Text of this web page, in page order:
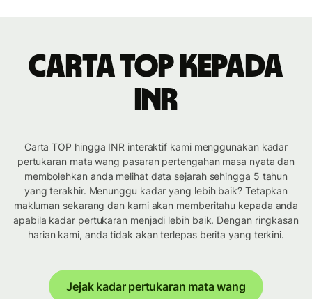
Carta TOP kepada
INR
Carta TOP hingga INR interaktif kami menggunakan kadar
pertukaran mata wang pasaran pertengahan masa nyata dan
membolehkan anda melihat data sejarah sehingga 5 tahun
yang terakhir. Menunggu kadar yang lebih baik? Tetapkan
makluman sekarang dan kami akan memberitahu kepada anda
apabila kadar pertukaran menjadi lebih baik. Dengan ringkasan
harian kami, anda tidak akan terlepas berita yang terkini.
Jejak kadar pertukaran mata wang